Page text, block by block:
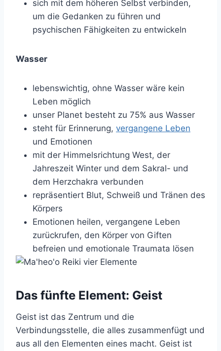
sich mit dem höheren Selbst verbinden,
um die Gedanken zu führen und
psychischen Fähigkeiten zu entwickeln
Wasser
lebenswichtig, ohne Wasser wäre kein
Leben möglich
unser Planet besteht zu 75% aus Wasser
steht für Erinnerung, vergangene Leben
und Emotionen
mit der Himmelsrichtung West, der
Jahreszeit Winter und dem Sakral- und
dem Herzchakra verbunden
repräsentiert Blut, Schweiß und Tränen des
Körpers
Emotionen heilen, vergangene Leben
zurückrufen, den Körper von Giften
befreien und emotionale Traumata lösen
Das fünfte Element: Geist
Geist ist das Zentrum und die
Verbindungsstelle, die alles zusammenfügt und
aus all den Elementen eines macht. Geist ist